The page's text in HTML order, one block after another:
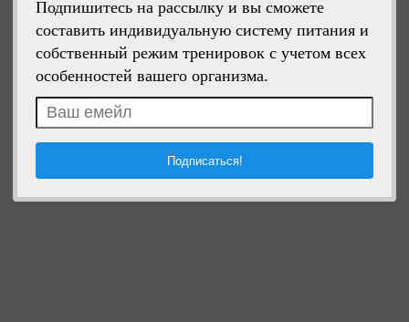
Подпишитесь на рассылку и вы сможете
составить индивидуальную систему питания и
собственный режим тренировок с учетом всех
особенностей вашего организма.